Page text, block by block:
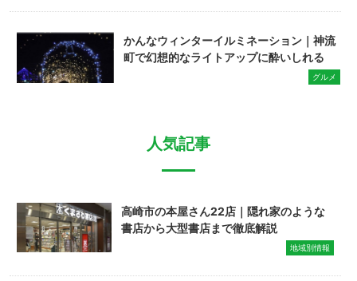
かんなウィンターイルミネーション｜神流
町で幻想的なライトアップに酔いしれる
グルメ
人気記事
高崎市の本屋さん22店｜隠れ家のような
書店から大型書店まで徹底解説
地域別情報